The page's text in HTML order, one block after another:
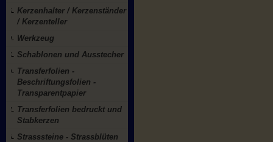
Kerzenhalter / Kerzenständer
/ Kerzenteller
Werkzeug
Schablonen und Ausstecher
Transferfolien -
Beschriftungsfolien -
Transparentpapier
Transferfolien bedruckt und
Stabkerzen
Strasssteine - Strassblüten